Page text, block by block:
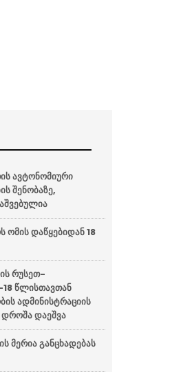
ავტონომიური
შენობაზე,
ომის დაწყებიდან 18
რუსეთ-
წლისთავთან
ადმინისტრაციის
დაეშვა
მერია განცხადებას